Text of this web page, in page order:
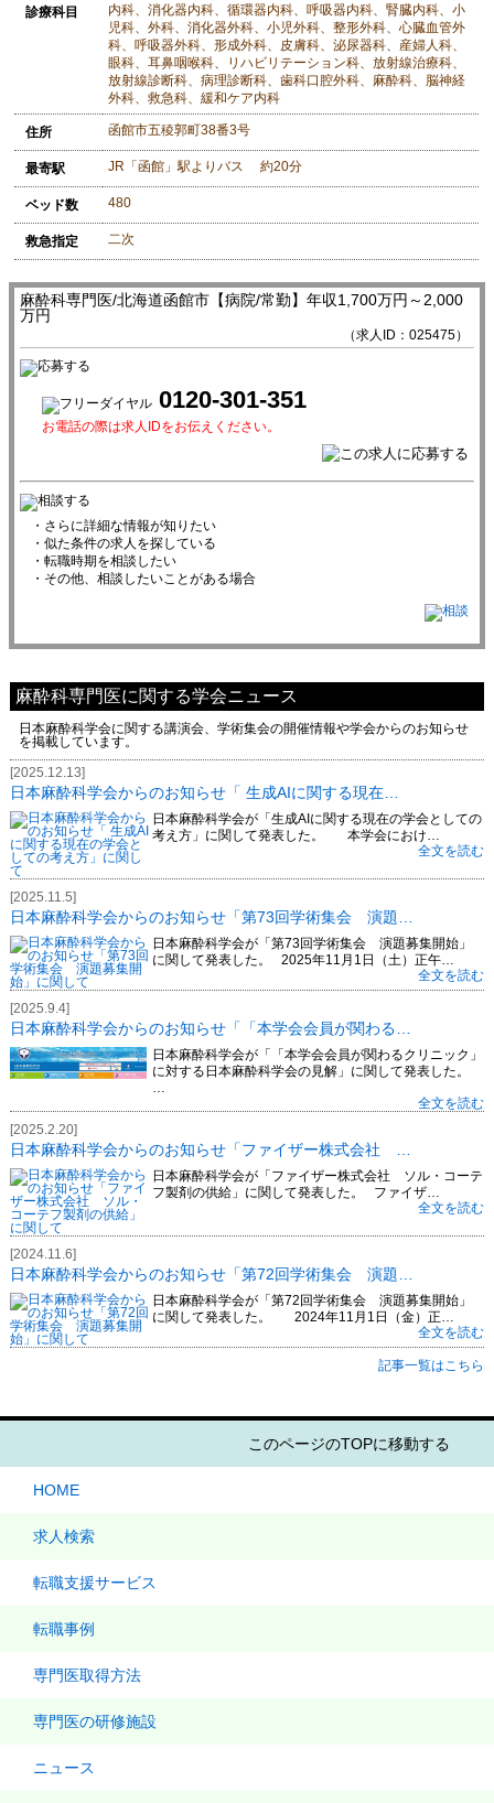
診療科目
内科、消化器内科、循環器内科、呼吸器内科、腎臓内科、小
児科、外科、消化器外科、小児外科、整形外科、心臓血管外
科、呼吸器外科、形成外科、皮膚科、泌尿器科、産婦人科、
眼科、耳鼻咽喉科、リハビリテーション科、放射線治療科、
放射線診断科、病理診断科、歯科口腔外科、麻酔科、脳神経
外科、救急科、緩和ケア内科
住所 函館市五稜郭町38番3号
最寄駅 JR「函館」駅よりバス 約20分
ベッド数 480
救急指定 二次
麻酔科専門医/北海道函館市【病院/常勤】年収1,700万円～2,000
万円
（求人ID：025475）
0120-301-351
お電話の際は求人IDをお伝えください。
・さらに詳細な情報が知りたい
・似た条件の求人を探している
・転職時期を相談したい
・その他、相談したいことがある場合
麻酔科専門医に関する学会ニュース
日本麻酔科学会に関する講演会、学術集会の開催情報や学会からのお知らせ
を掲載しています。
[2025.12.13]
日本麻酔科学会からのお知らせ「 生成AIに関する現在…
日本麻酔科学会が「生成AIに関する現在の学会としての
考え方」に関して発表した。 本学会におけ…
全文を読む
[2025.11.5]
日本麻酔科学会からのお知らせ「第73回学術集会 演題…
日本麻酔科学会が「第73回学術集会 演題募集開始」
に関して発表した。 2025年11月1日（土）正午…
全文を読む
[2025.9.4]
日本麻酔科学会からのお知らせ「「本学会会員が関わる…
日本麻酔科学会が「「本学会会員が関わるクリニック」
に対する日本麻酔科学会の見解」に関して発表した。
全文を読む
[2025.2.20]
日本麻酔科学会からのお知らせ「ファイザー株式会社 …
日本麻酔科学会が「ファイザー株式会社 ソル・コーテ
フ製剤の供給」に関して発表した。 ファイザ…
全文を読む
[2024.11.6]
日本麻酔科学会からのお知らせ「第72回学術集会 演題…
日本麻酔科学会が「第72回学術集会 演題募集開始」
に関して発表した。 2024年11月1日（金）正…
全文を読む
記事一覧はこちら
このページのTOPに移動する
HOME
求人検索
転職支援サービス
転職事例
専門医取得方法
専門医の研修施設
ニュース